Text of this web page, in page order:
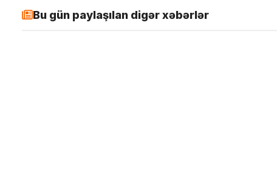
Bu gün paylaşılan digər xəbərlər